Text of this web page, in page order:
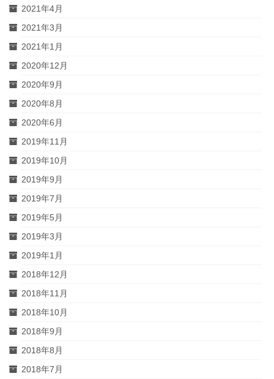
2021年4月
2021年3月
2021年1月
2020年12月
2020年9月
2020年8月
2020年6月
2019年11月
2019年10月
2019年9月
2019年7月
2019年5月
2019年3月
2019年1月
2018年12月
2018年11月
2018年10月
2018年9月
2018年8月
2018年7月